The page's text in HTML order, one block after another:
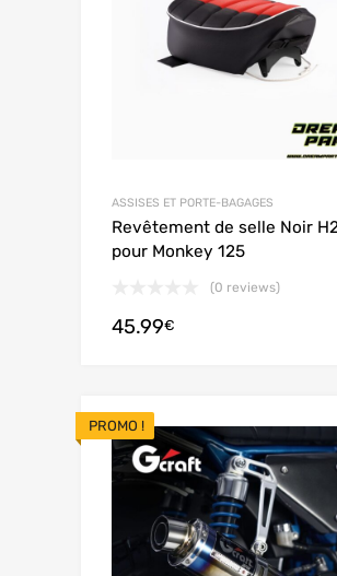
ASSISES ET PORTE-BAGAGES
Revêtement de selle Noir
pour Monkey 125
(0 reviews)
45.99€
PROMO !